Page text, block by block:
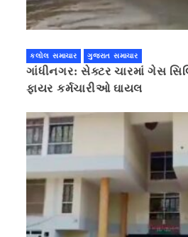
કલોલ સમાચાર ગુજરાત સમાચાર
ગાંધીનગર: સેક્ટર ચારમાં ગેસ
ફાયર કર્મચારીઓ ઘાયલ